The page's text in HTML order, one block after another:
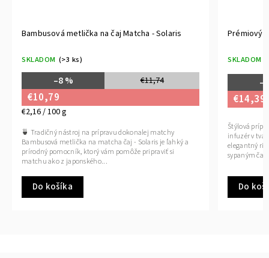
Bambusová metlička na čaj Matcha - Solaris
SKLADOM (>3 ks)
€11,74
–8 %
€10,79
€2,16 / 100 g
Do košíka
🍵 Tradičný nástroj na prípravu dokonalej matchy
Bambusová metlička na matcha čaj - Solaris je ľahký a
prírodný pomocník, ktorý vám pomôže pripraviť si
matchu ako z japonského...
Prémiový
SKLADOM
€14,39
Do
Štýlová
infuzér v
elegantný
sypaným